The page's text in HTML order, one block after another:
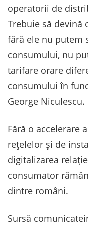
operatorii de
Trebuie să
fără ele nu putem
consumului, nu
tarifare orare
consumului în
George Niculescu.
Fără o accelerare
rețelelor și de
digitalizarea
consumator
dintre români.
Sursă